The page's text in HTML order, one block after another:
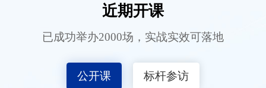
近期开课
已成功举办2000场，实战实效可落地
公开课 标杆参访